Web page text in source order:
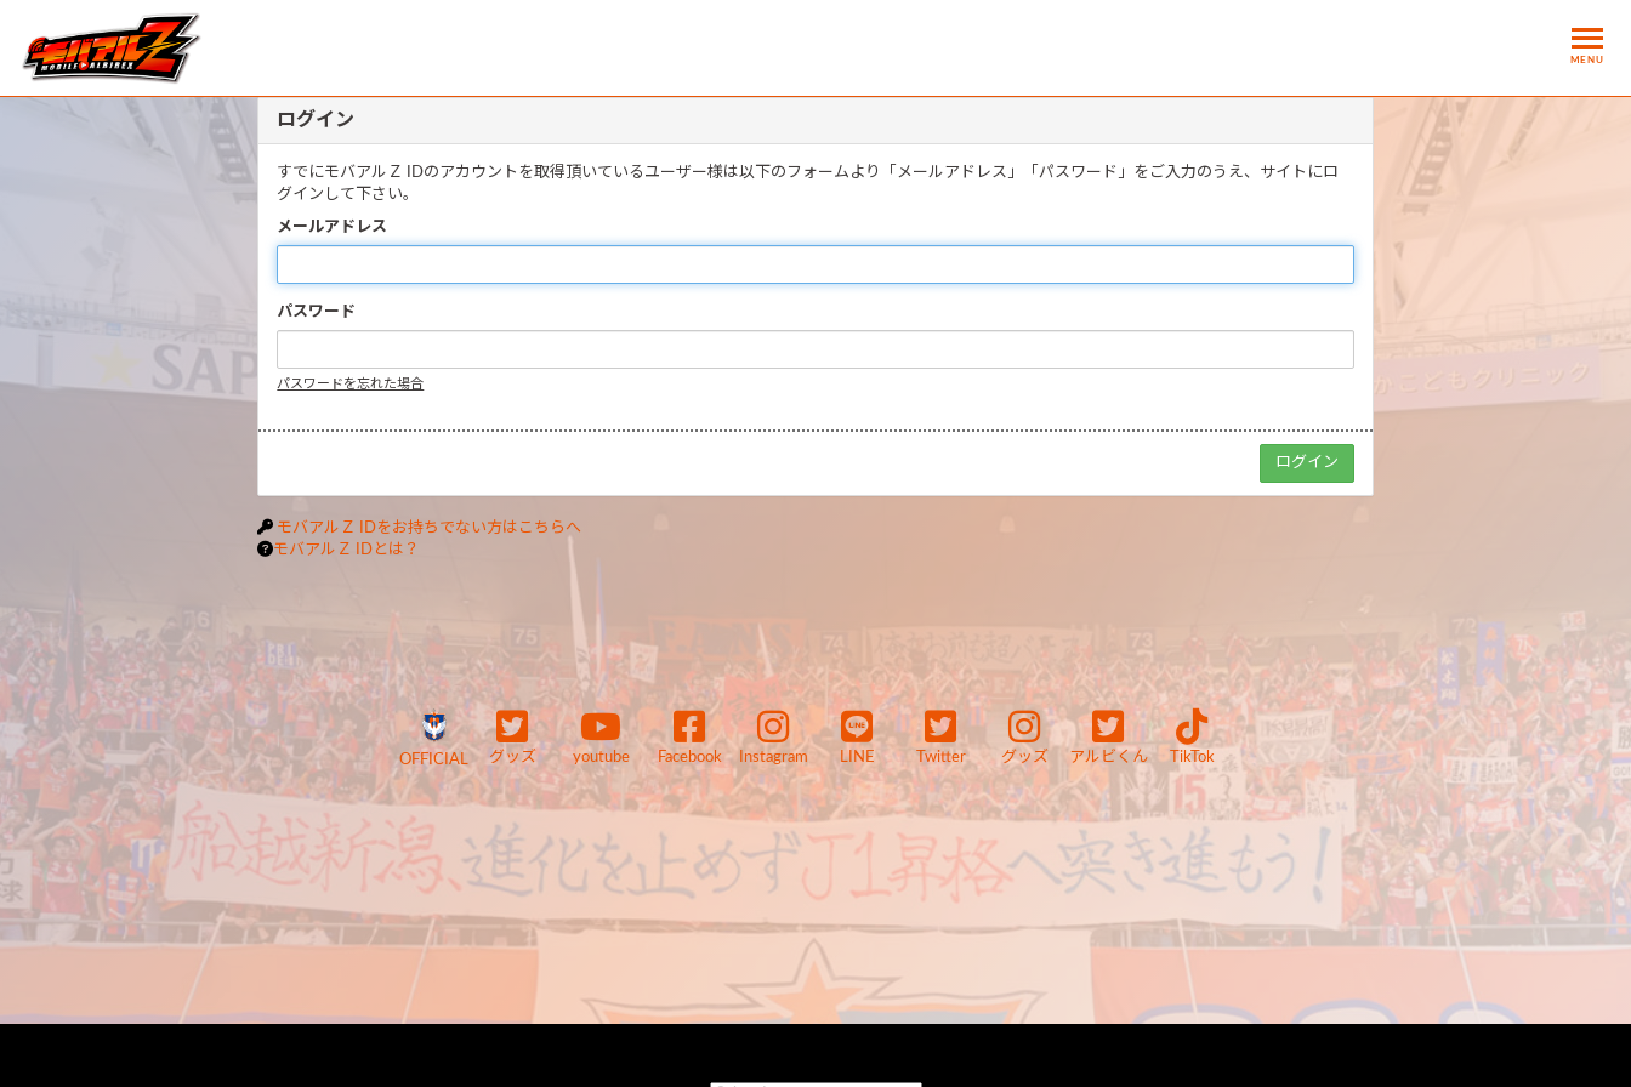
MENU
ログイン
すでにモバアルＺ IDのアカウントを取得頂いているユーザー様は以下のフォームより「メールアドレス」「パスワード」をご入力のうえ、サイトにロ
グインして下さい。
メールアドレス
パスワード
パスワードを忘れた場合
モバアルＺ IDをお持ちでない方はこちらへ
モバアルＺ IDとは？
OFFICIAL グッズ youtube Facebook Instagram LINE Twitter グッズ アルビくん TikTok